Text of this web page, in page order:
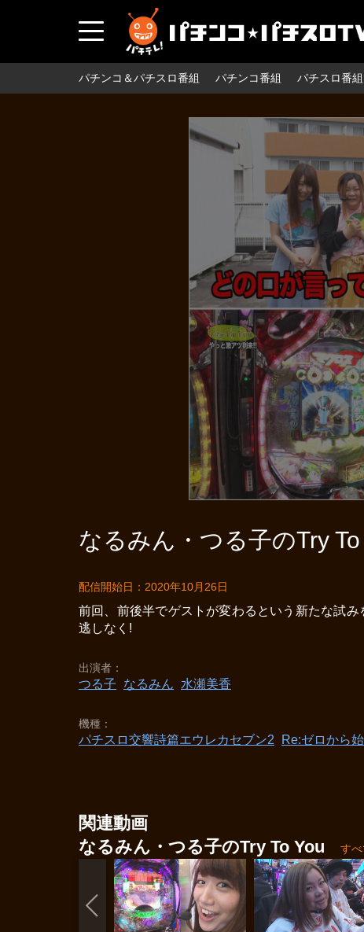
パチンコ＆パチスロ番組 パチンコ番組 パチスロ番組
なるみん・つる子のTry
配信開始日：2020年10月26日
前回、前後半でゲストが変わるという新たな試
逃しなく!
出演者
つる子 なるみん 水瀬美香
機種
パチスロ交響詩篇エウレカセブン2 Re:ゼロから
関連動画
なるみん・つる子のTry To You
す